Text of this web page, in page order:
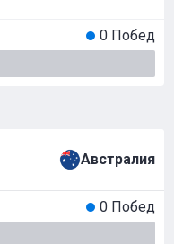
0 Побед
Австралия
0 Побед